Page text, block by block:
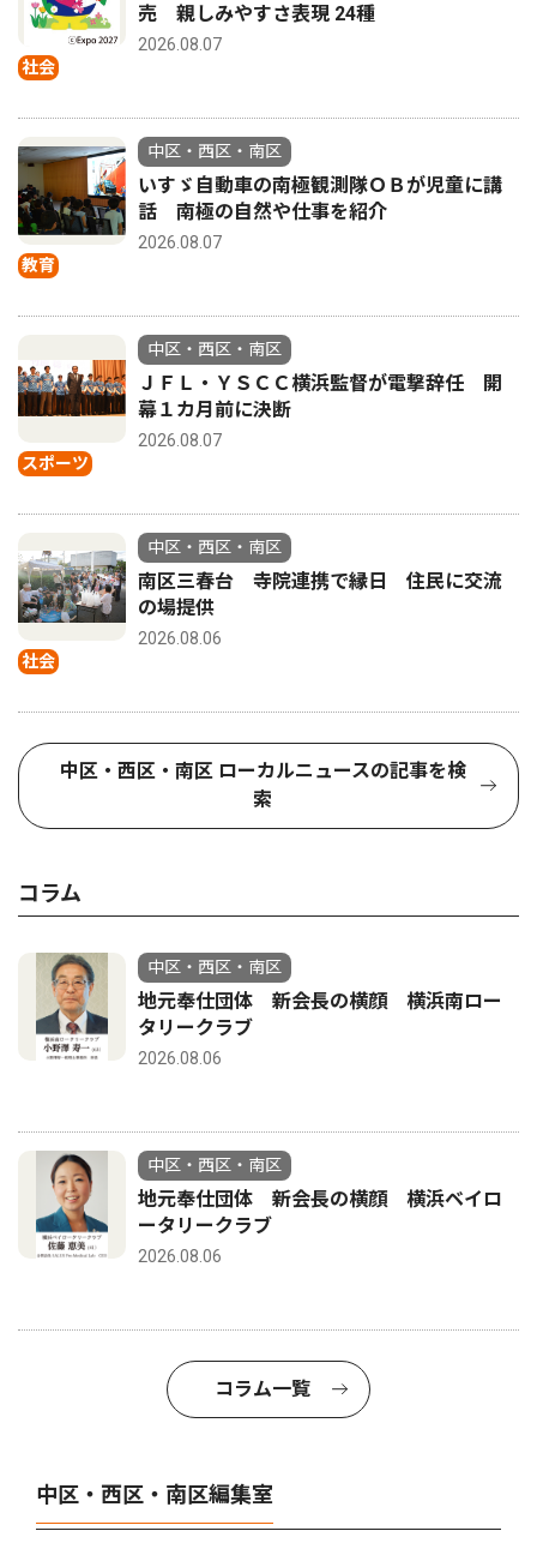
社会
売 親しみやすさ表現 24種
2026.08.07
教育
中区・西区・南区
いすゞ自動車の南極観測隊ＯＢが児童に講
話 南極の自然や仕事を紹介
2026.08.07
スポーツ
中区・西区・南区
ＪＦＬ・ＹＳＣＣ横浜監督が電撃辞任 開
幕１カ月前に決断
2026.08.07
社会
中区・西区・南区
南区三春台 寺院連携で縁日 住民に交流
の場提供
2026.08.06
中区・西区・南区 ローカルニュースの記事を検
索
コラム
中区・西区・南区
地元奉仕団体 新会長の横顔 横浜南ロー
タリークラブ
2026.08.06
中区・西区・南区
地元奉仕団体 新会長の横顔 横浜ベイロ
ータリークラブ
2026.08.06
コラム一覧
中区・西区・南区編集室